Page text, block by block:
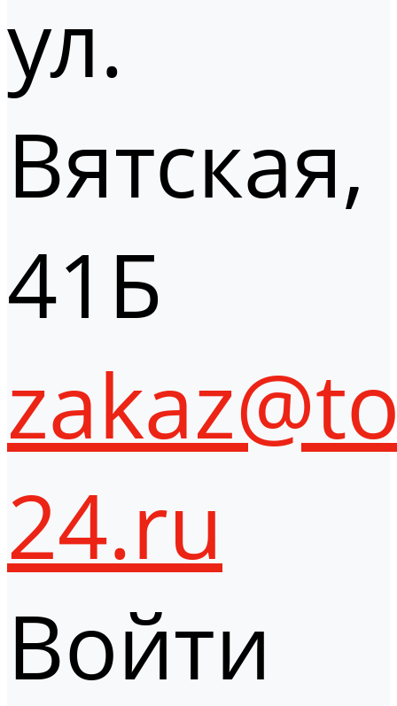
ул.
Вятская,
41Б
24.ru
Войти